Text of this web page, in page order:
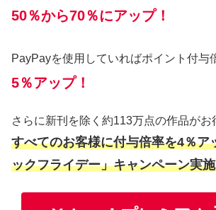
50％から70％にアップ！
PayPayを使用していればポイント付与
5％アップ！
さらに新刊を除く約113万点の作品がお
すべてのお客様に付与倍率を4％ア
ックフライデー」キャンペーン実